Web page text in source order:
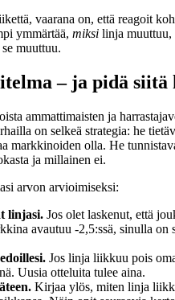
vaarana on, että reagoit
ymmärtää, miksi linja
se muuttuu.
– ja pidä
ammattimaisten ja
on selkeä strategia: he
markkinoiden olla. He
ja millainen ei.
arvon arvioimiseksi:
linjasi. Jos olet laskenut, että
avautuu -2,5:ssä, sinulla on
Jos linja liikkuu pois
Uusia otteluita tulee aina.
Kirjaa ylös, miten linja